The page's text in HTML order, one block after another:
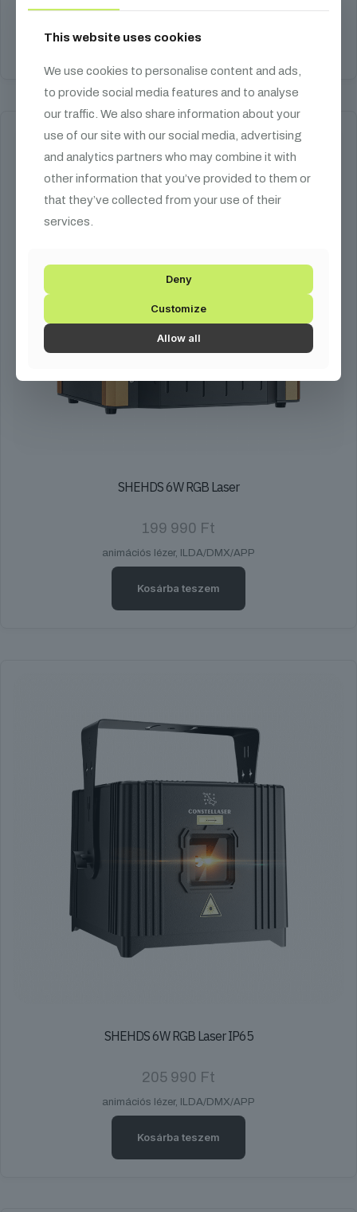
Kosárba teszem
SHEHDS 6W RGB Laser
199 990 Ft
animációs lézer, ILDA/DMX/APP
Kosárba teszem
SHEHDS 6W RGB Laser IP65
205 990 Ft
animációs lézer, ILDA/DMX/APP
Kosárba teszem
This website uses cookies
We use cookies to personalise content and ads,
to provide social media features and to analyse
our traffic. We also share information about your
use of our site with our social media, advertising
and analytics partners who may combine it with
other information that you’ve provided to them or
that they’ve collected from your use of their
services.
Deny
Customize
Allow all